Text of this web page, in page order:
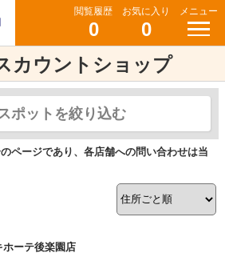
閲覧履歴
0
お気に入り
0
メニュー
カウントショップ
ポットを絞り込む
ページであり、各店舗への問い合わせは当
ホーテ後楽園店